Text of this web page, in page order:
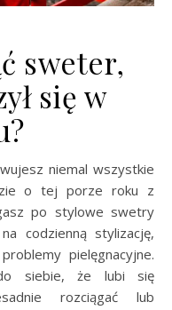
sweter,
się w
niemal wszystkie
o tej porze roku z
po stylowe swetry
codzienną stylizację,
pielęgnacyjne.
siebie, że lubi się
rozciągać lub